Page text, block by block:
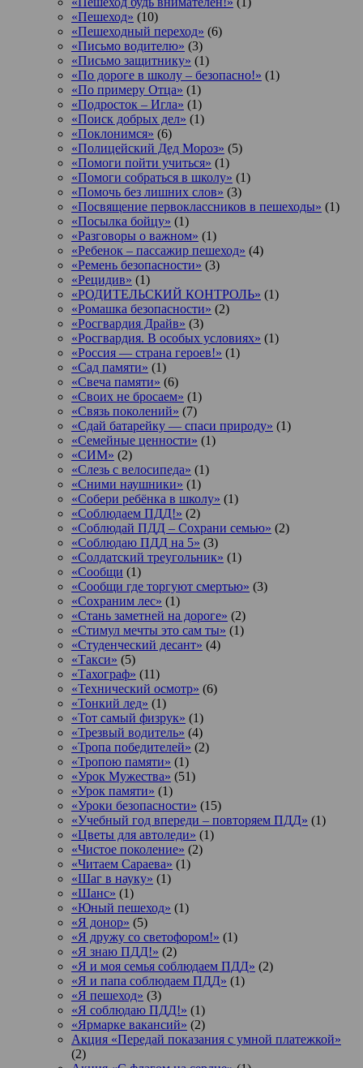
«Пешеход» (10)
«Пешеходный переход» (6)
«Письмо водителю» (3)
«Письмо защитнику» (1)
«По дороге в школу – безопасно!» (1)
«По примеру Отца» (1)
«Подросток ‒ Игла» (1)
«Поиск добрых дел» (1)
«Поклонимся» (6)
«Полицейский Дед Мороз» (5)
«Помоги пойти учиться» (1)
«Помоги собраться в школу» (1)
«Помочь без лишних слов» (3)
«Посвящение первоклассников в пешеходы» (1)
«Посылка бойцу» (1)
«Разговоры о важном» (1)
«Ребенок – пассажир пешеход» (4)
«Ремень безопасности» (3)
«Рецидив» (1)
«РОДИТЕЛЬСКИЙ КОНТРОЛЬ» (1)
«Ромашка безопасности» (2)
«Росгвардия Драйв» (3)
«Росгвардия. В особых условиях» (1)
«Россия — страна героев!» (1)
«Сад памяти» (1)
«Свеча памяти» (6)
«Своих не бросаем» (1)
«Связь поколений» (7)
«Сдай батарейку — спаси природу» (1)
«Семейные ценности» (1)
«СИМ» (2)
«Слезь с велосипеда» (1)
«Сними наушники» (1)
«Собери ребёнка в школу» (1)
«Соблюдаем ПДД!» (2)
«Соблюдай ПДД – Сохрани семью» (2)
«Соблюдаю ПДД на 5» (3)
«Солдатский треугольник» (1)
«Сообщи (1)
«Сообщи где торгуют смертью» (3)
«Сохраним лес» (1)
«Стань заметней на дороге» (2)
«Стимул мечты это сам ты» (1)
«Студенческий десант» (4)
«Такси» (5)
«Тахограф» (11)
«Технический осмотр» (6)
«Тонкий лед» (1)
«Тот самый физрук» (1)
«Трезвый водитель» (4)
«Тропа победителей» (2)
«Тропою памяти» (1)
«Урок Мужества» (51)
«Урок памяти» (1)
«Уроки безопасности» (15)
«Учебный год впереди – повторяем ПДД» (1)
«Цветы для автоледи» (1)
«Чистое поколение» (2)
«Читаем Сараева» (1)
«Шаг в науку» (1)
«Шанс» (1)
«Юный пешеход» (1)
«Я донор» (5)
«Я дружу со светофором!» (1)
«Я знаю ПДД!» (2)
«Я и моя семья соблюдаем ПДД» (2)
«Я и папа соблюдаем ПДД» (1)
«Я пешеход» (3)
«Я соблюдаю ПДД!» (1)
«Ярмарке вакансий» (2)
Акция «Передай показания с умной платежкой»
(2)